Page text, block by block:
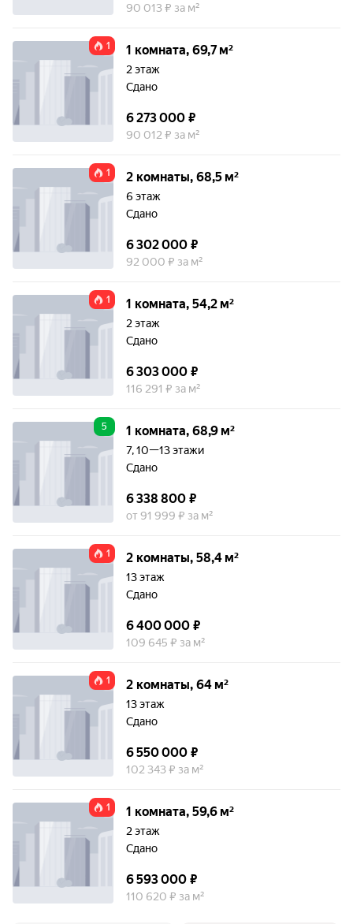
90 013 ₽ за м²
1 1 комната, 69,7 м²
2 этаж
Сдано
6 273 000 ₽
90 012 ₽ за м²
1 2 комнаты, 68,5 м²
6 этаж
Сдано
6 302 000 ₽
92 000 ₽ за м²
1 1 комната, 54,2 м²
2 этаж
Сдано
6 303 000 ₽
116 291 ₽ за м²
5 1 комната, 68,9 м²
7, 10—13 этажи
Сдано
6 338 800 ₽
от 91 999 ₽ за м²
1 2 комнаты, 58,4 м²
13 этаж
Сдано
6 400 000 ₽
109 645 ₽ за м²
1 2 комнаты, 64 м²
13 этаж
Сдано
6 550 000 ₽
102 343 ₽ за м²
1 1 комната, 59,6 м²
2 этаж
Сдано
6 593 000 ₽
110 620 ₽ за м²